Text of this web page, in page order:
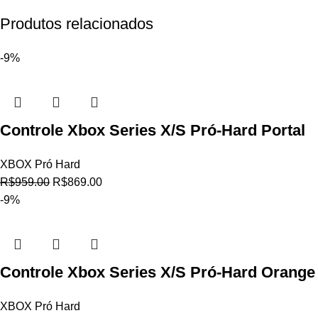
Produtos relacionados
-9%
Controle Xbox Series X/S Pró-Hard Portal
XBOX Pró Hard
R$959.00 R$869.00
-9%
Controle Xbox Series X/S Pró-Hard
XBOX Pró Hard